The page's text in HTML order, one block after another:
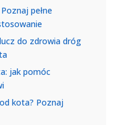
pełne
do zdrowia dróg
jak pomóc
kota? Poznaj